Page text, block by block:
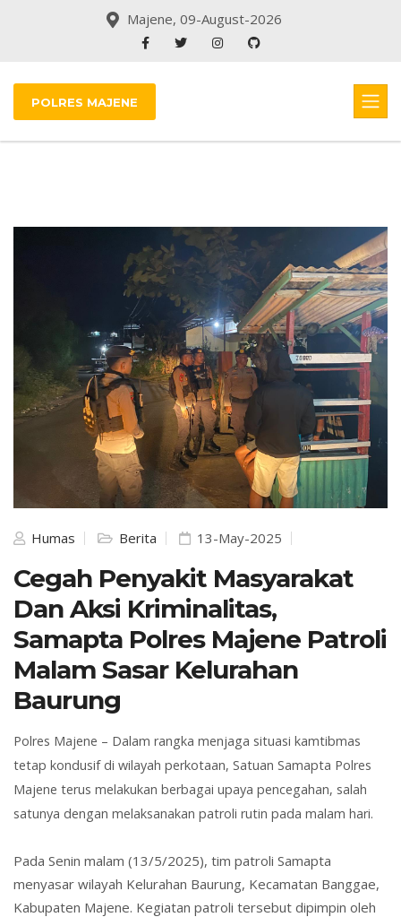
Majene, 09-August-2026
POLRES MAJENE
Humas Berita 13-May-2025
Cegah Penyakit Masyarakat
Dan Aksi Kriminalitas,
Samapta Polres Majene Patroli
Malam Sasar Kelurahan
Baurung
Polres Majene – Dalam rangka menjaga situasi kamtibmas
tetap kondusif di wilayah perkotaan, Satuan Samapta Polres
Majene terus melakukan berbagai upaya pencegahan, salah
satunya dengan melaksanakan patroli rutin pada malam hari.
Pada Senin malam (13/5/2025), tim patroli Samapta
menyasar wilayah Kelurahan Baurung, Kecamatan Banggae,
Kabupaten Majene. Kegiatan patroli tersebut dipimpin oleh